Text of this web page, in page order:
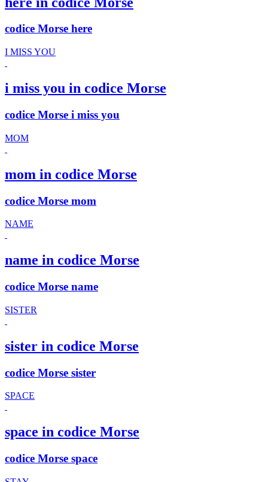
codice Morse here
I MISS YOU
i miss you in codice Morse
codice Morse i miss you
MOM
mom in codice Morse
codice Morse mom
NAME
name in codice Morse
codice Morse name
SISTER
sister in codice Morse
codice Morse sister
SPACE
space in codice Morse
codice Morse space